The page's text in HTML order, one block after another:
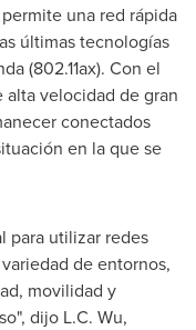
una red rápida
últimas tecnologías
(802.11ax). Con el
alta velocidad de gran
conectados
en la que se
para utilizar redes
de entornos,
movilidad y
dijo L.C. Wu,